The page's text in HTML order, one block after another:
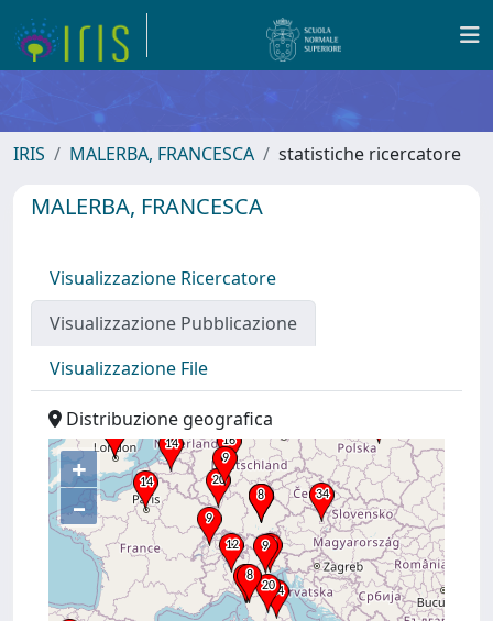
IRIS MALERBA, FRANCESCA statistiche ricercatore
MALERBA, FRANCESCA
Visualizzazione Ricercatore
Visualizzazione Pubblicazione
Visualizzazione File
Distribuzione geografica
+
–